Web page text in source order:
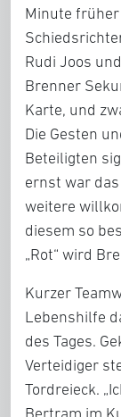
Minute
Rudi Joos
Brenner
Karte, und
Die Gesten
Beteiligten
ernst war
weitere
diesem so
„Rot“ wird
Kurzer
Lebenshilfe
des Tages.
Verteidiger
Tordreieck.
Bertram im